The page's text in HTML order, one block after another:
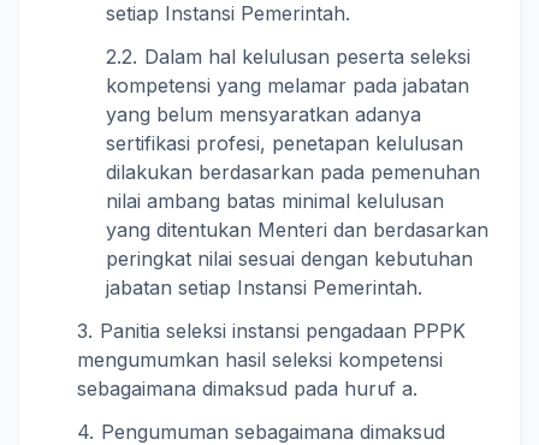
setiap Instansi Pemerintah.
Dalam hal kelulusan peserta seleksi
kompetensi yang melamar pada jabatan
yang belum mensyaratkan adanya
sertifikasi profesi, penetapan kelulusan
dilakukan berdasarkan pada pemenuhan
nilai ambang batas minimal kelulusan
yang ditentukan Menteri dan berdasarkan
peringkat nilai sesuai dengan kebutuhan
jabatan setiap Instansi Pemerintah.
Panitia seleksi instansi pengadaan PPPK
mengumumkan hasil seleksi kompetensi
sebagaimana dimaksud pada huruf a.
Pengumuman sebagaimana dimaksud